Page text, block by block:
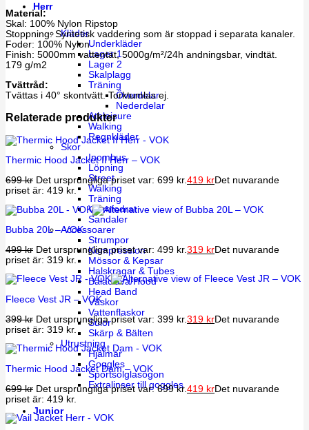
Herr
Kläder
Underkläder
Lager 1
Lager 2
Skalplagg
Träning
Överdelar
Nederdelar
Athleisure
Walking
Regnkläder
Skor
Inomhus
Löpning
Street
Walking
Träning
Varmfodrat
Sandaler
Accessoarer
Strumpor
Kompression
Mössor & Kepsar
Halskragar & Tubes
Balaclava/Hood
Head Band
Väskor
Vattenflaskor
Sulor
Skärp & Bälten
Utrustning
Hjälmar
Goggles
Sportsolglasögon
Extralinser till goggles
Junior
Material:
Skal: 100% Nylon Ripstop
Stoppning: Syntetisk vaddering som är stoppad i separata kanaler.
Foder: 100% Nylon
Finish: 5000mm vattentät, 5000g/m²/24h andningsbar, vindtät.
179 g/m2
Tvättråd:
Tvättas i 40° skontvätt. Torktumlas ej.
Relaterade produkter
Thermic Hood Jacket II Herr – VOK
699kr Det ursprungliga priset var: 699 kr. 419 krDet nuvarande
priset är: 419 kr.
Bubba 20L – VOK
499kr Det ursprungliga priset var: 499 kr. 319 krDet nuvarande
priset är: 319 kr.
Fleece Vest JR – VOK
399kr Det ursprungliga priset var: 399 kr. 319 krDet nuvarande
priset är: 319 kr.
Thermic Hood Jacket Dam – VOK
699kr Det ursprungliga priset var: 699 kr. 419 krDet nuvarande
priset är: 419 kr.